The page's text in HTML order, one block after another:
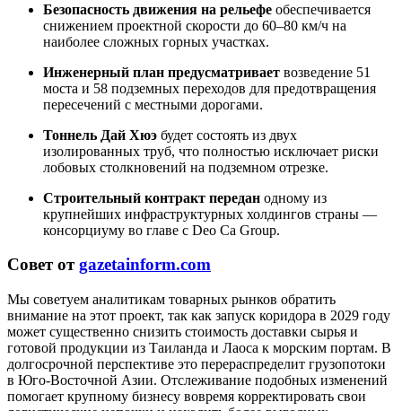
Безопасность движения на рельефе обеспечивается
снижением проектной скорости до 60–80 км/ч на
наиболее сложных горных участках.
Инженерный план предусматривает возведение 51
моста и 58 подземных переходов для предотвращения
пересечений с местными дорогами.
Тоннель Дай Хюэ будет состоять из двух
изолированных труб, что полностью исключает риски
лобовых столкновений на подземном отрезке.
Строительный контракт передан одному из
крупнейших инфраструктурных холдингов страны —
консорциуму во главе с Deo Ca Group.
Совет отgazetainform.com
Мы советуем аналитикам товарных рынков обратить
внимание на этот проект, так как запуск коридора в 2029 году
может существенно снизить стоимость доставки сырья и
готовой продукции из Таиланда и Лаоса к морским портам. В
долгосрочной перспективе это перераспределит грузопотоки
в Юго-Восточной Азии. Отслеживание подобных изменений
помогает крупному бизнесу вовремя корректировать свои